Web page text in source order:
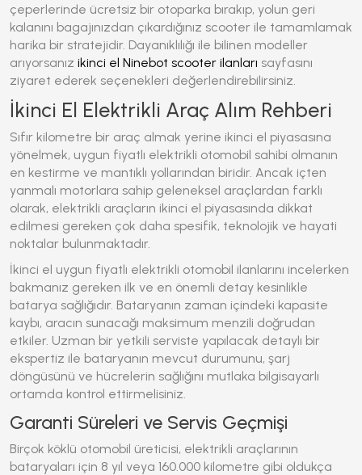
çeperlerinde ücretsiz bir otoparka bırakıp, yolun geri
kalanını bagajınızdan çıkardığınız scooter ile tamamlamak
harika bir stratejidir. Dayanıklılığı ile bilinen modeller
arıyorsanız ikinci el Ninebot scooter ilanları sayfasını
ziyaret ederek seçenekleri değerlendirebilirsiniz.
İkinci El Elektrikli Araç Alım Rehberi
Sıfır kilometre bir araç almak yerine ikinci el piyasasına
yönelmek, uygun fiyatlı elektrikli otomobil sahibi olmanın
en kestirme ve mantıklı yollarından biridir. Ancak içten
yanmalı motorlara sahip geleneksel araçlardan farklı
olarak, elektrikli araçların ikinci el piyasasında dikkat
edilmesi gereken çok daha spesifik, teknolojik ve hayati
noktalar bulunmaktadır.
İkinci el uygun fiyatlı elektrikli otomobil ilanlarını incelerken
bakmanız gereken ilk ve en önemli detay kesinlikle
batarya sağlığıdır. Bataryanın zaman içindeki kapasite
kaybı, aracın sunacağı maksimum menzili doğrudan
etkiler. Uzman bir yetkili serviste yapılacak detaylı bir
ekspertiz ile bataryanın mevcut durumunu, şarj
döngüsünü ve hücrelerin sağlığını mutlaka bilgisayarlı
ortamda kontrol ettirmelisiniz.
Garanti Süreleri ve Servis Geçmişi
Birçok köklü otomobil üreticisi, elektrikli araçlarının
bataryaları için 8 yıl veya 160.000 kilometre gibi oldukça